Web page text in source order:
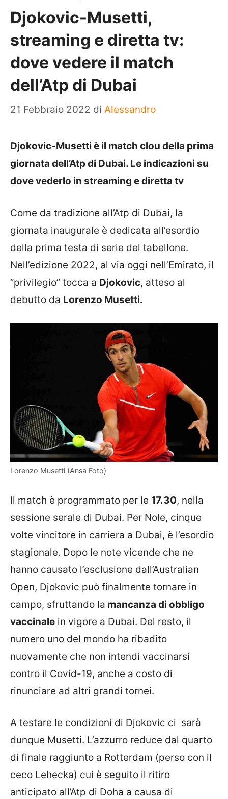
Djokovic-Musetti,
streaming e diretta tv:
dove vedere il match
dell’Atp di Dubai
21 Febbraio 2022 di Alessandro
Djokovic-Musetti è il match clou della prima
giornata dell’Atp di Dubai. Le indicazioni su
dove vederlo in streaming e diretta tv
Come da tradizione all’Atp di Dubai, la
giornata inaugurale è dedicata all’esordio
della prima testa di serie del tabellone.
Nell’edizione 2022, al via oggi nell’Emirato, il
“privilegio” tocca a Djokovic, atteso al
debutto da Lorenzo Musetti.
Lorenzo Musetti (Ansa Foto)
Il match è programmato per le 17.30, nella
sessione serale di Dubai. Per Nole, cinque
volte vincitore in carriera a Dubai, è l’esordio
stagionale. Dopo le note vicende che ne
hanno causato l’esclusione dall’Australian
Open, Djokovic può finalmente tornare in
campo, sfruttando la mancanza di obbligo
vaccinale in vigore a Dubai. Del resto, il
numero uno del mondo ha ribadito
nuovamente che non intendi vaccinarsi
contro il Covid-19, anche a costo di
rinunciare ad altri grandi tornei.
A testare le condizioni di Djokovic ci sarà
dunque Musetti. L’azzurro reduce dal quarto
di finale raggiunto a Rotterdam (perso con il
ceco Lehecka) cui è seguito il ritiro
anticipato all’Atp di Doha a causa di